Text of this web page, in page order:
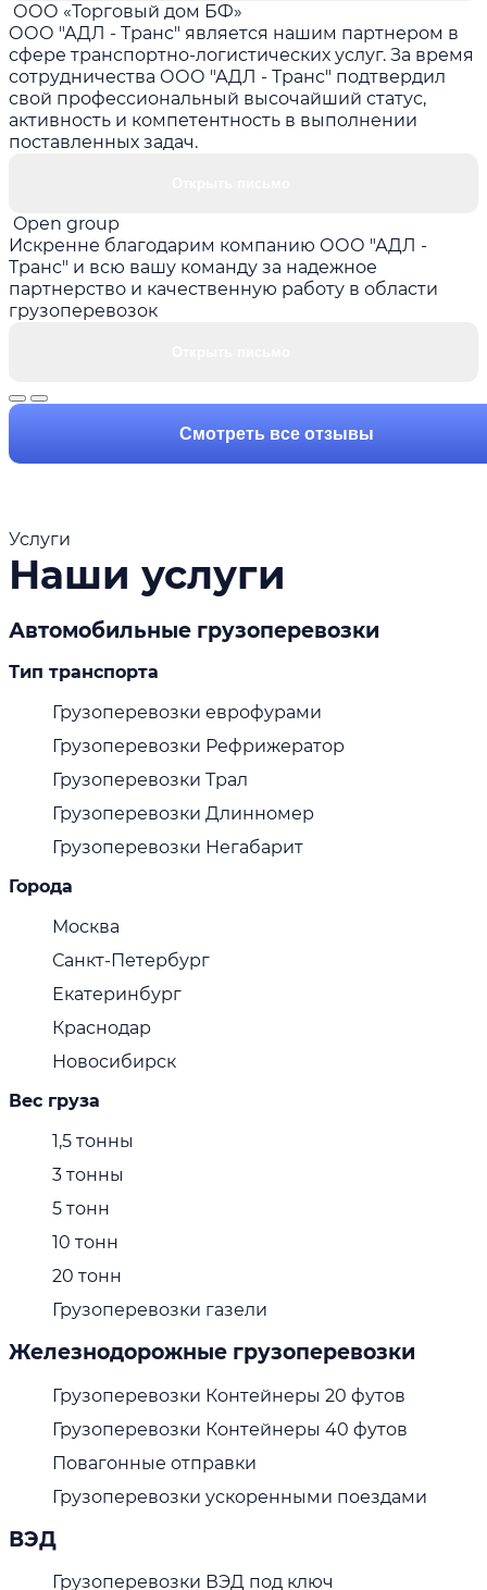
ООО «Торговый дом БФ»
ООО "АДЛ - Транс" является нашим партнером в
сфере транспортно-логистических услуг. За время
сотрудничества ООО "АДЛ - Транс" подтвердил
свой профессиональный высочайший статус,
активность и компетентность в выполнении
поставленных задач.
Open group
Искренне благодарим компанию ООО "АДЛ -
Транс" и всю вашу команду за надежное
партнерство и качественную работу в области
грузоперевозок
Смотреть все отзывы
Услуги
Наши услуги
Автомобильные грузоперевозки
Тип транспорта
Грузоперевозки еврофурами
Грузоперевозки Рефрижератор
Грузоперевозки Трал
Грузоперевозки Длинномер
Грузоперевозки Негабарит
Города
Москва
Санкт-Петербург
Екатеринбург
Краснодар
Новосибирск
Вес груза
1,5 тонны
3 тонны
5 тонн
10 тонн
20 тонн
Грузоперевозки газели
Железнодорожные грузоперевозки
Грузоперевозки Контейнеры 20 футов
Грузоперевозки Контейнеры 40 футов
Повагонные отправки
Грузоперевозки ускоренными поездами
ВЭД
Грузоперевозки ВЭД под ключ